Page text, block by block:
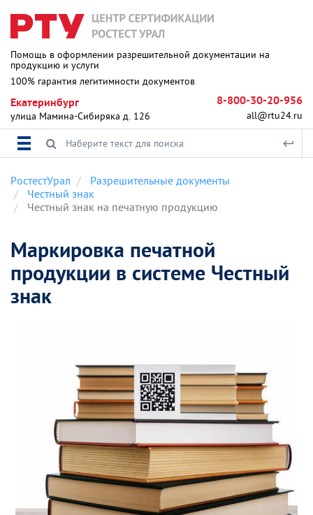
Помощь в оформлении разрешительной документации на
продукцию и услуги
100% гарантия легитимности документов
Екатеринбург
улица Мамина-Сибиряка д. 126
8-800-30-20-956
all@rtu24.ru
РостестУрал
Разрешительные документы
Честный знак
Честный знак на печатную продукцию
Маркировка печатной
продукции в системе Честный
знак